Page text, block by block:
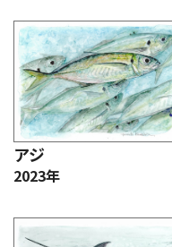
アジ
2023年